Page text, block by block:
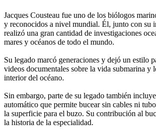
Jacques Cousteau fue uno de los biólogos
y reconocidos a nivel mundial. Él, junto con su
realizó una gran cantidad de investigaciones
mares y océanos de todo el mundo.
Su legado marcó generaciones y dejó un estilo
videos documentales sobre la vida submarina y
interior del océano.
Sin embargo, parte de su legado también
automático que permite bucear sin cables ni
la superficie para el buzo. Su contribución al
la historia de la especialidad.